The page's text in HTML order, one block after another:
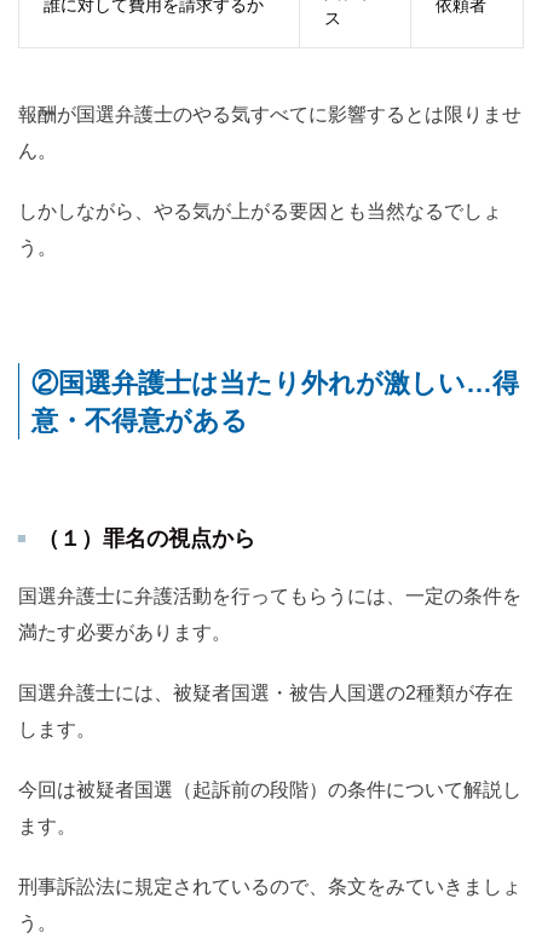
誰に対して費用を請求するか
ス
依頼者
報酬が国選弁護士のやる気すべてに影響するとは限りませ
ん。
しかしながら、やる気が上がる要因とも当然なるでしょ
う。
②国選弁護士は当たり外れが激しい…得
意・不得意がある
（１）罪名の視点から
国選弁護士に弁護活動を行ってもらうには、一定の条件を
満たす必要があります。
国選弁護士には、被疑者国選・被告人国選の2種類が存在
します。
今回は被疑者国選（起訴前の段階）の条件について解説し
ます。
刑事訴訟法に規定されているので、条文をみていきましょ
う。